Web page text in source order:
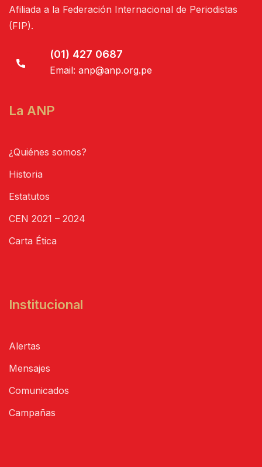
Afiliada a la Federación Internacional de Periodistas
(FIP).
(01) 427 0687
Email: anp@anp.org.pe
La ANP
¿Quiénes somos?
Historia
Estatutos
CEN 2021 – 2024
Carta Ética
Institucional
Alertas
Mensajes
Comunicados
Campañas